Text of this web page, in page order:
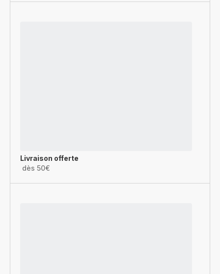
Livraison offerte
dès 50€